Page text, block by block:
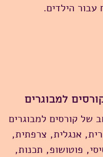
עבור הילדים.
למבוגרים
של קורסים למבוגרים
אנגלית, צרפתית,
פוטושופ, תכנות,